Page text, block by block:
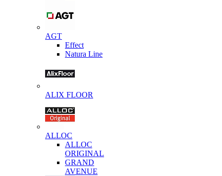
AGT
Effect
Natura Line
ALIX FLOOR
ALLOC
ALLOC
ORIGINAL
GRAND
AVENUE